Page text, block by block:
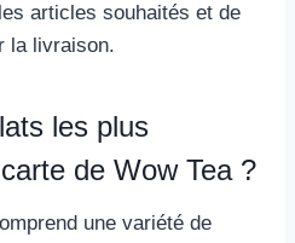
articles souhaités et de
la livraison.
les plus
de Wow Tea ?
une variété de